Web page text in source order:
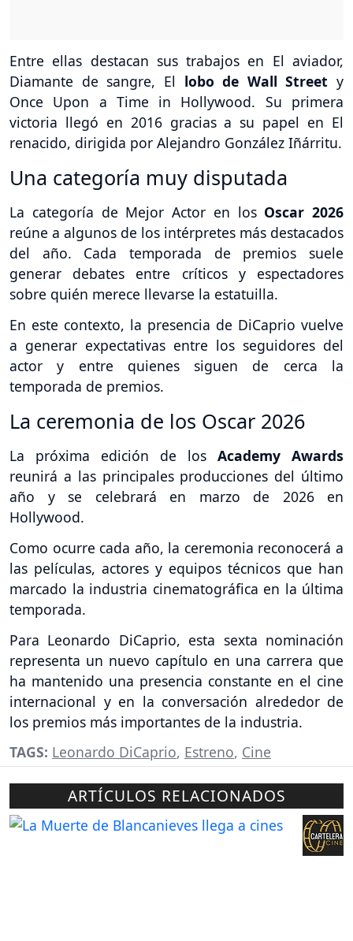
Entre ellas destacan sus trabajos en El aviador,
Diamante de sangre, El lobo de Wall Street y
Once Upon a Time in Hollywood. Su primera
victoria llegó en 2016 gracias a su papel en El
renacido, dirigida por Alejandro González Iñárritu.
Una categoría muy disputada
La categoría de Mejor Actor en los Oscar 2026
reúne a algunos de los intérpretes más destacados
del año. Cada temporada de premios suele
generar debates entre críticos y espectadores
sobre quién merece llevarse la estatuilla.
En este contexto, la presencia de DiCaprio vuelve
a generar expectativas entre los seguidores del
actor y entre quienes siguen de cerca la
temporada de premios.
La ceremonia de los Oscar 2026
La próxima edición de los Academy Awards
reunirá a las principales producciones del último
año y se celebrará en marzo de 2026 en
Hollywood.
Como ocurre cada año, la ceremonia reconocerá a
las películas, actores y equipos técnicos que han
marcado la industria cinematográfica en la última
temporada.
Para Leonardo DiCaprio, esta sexta nominación
representa un nuevo capítulo en una carrera que
ha mantenido una presencia constante en el cine
internacional y en la conversación alrededor de
los premios más importantes de la industria.
TAGS: Leonardo DiCaprio, Estreno, Cine
ARTÍCULOS RELACIONADOS